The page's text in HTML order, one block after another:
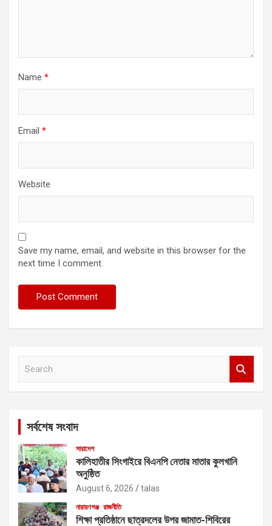
Name *
Email *
Website
Save my name, email, and website in this browser for the
next time I comment.
সর্বশেষ সংবাদ
সারাদেশ
কালিহাতীর সিংগাইরে বিএনপি নেতার মাতার কুলখানি
অনুষ্ঠিত
August 6, 2026 talas
নারায়ণগঞ্জ রাজনীতি
শিক্ষা প্রতিষ্ঠানে ছাত্রদলের উপর জামাত-শিবিরের